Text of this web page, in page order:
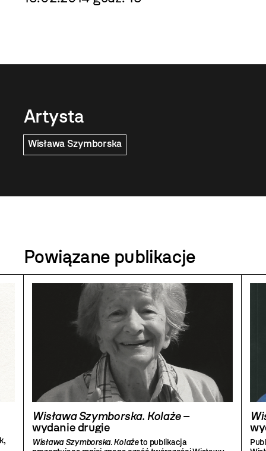
Artysta
Wisława Szymborska
Powiązane publikacje
Wisława Szymborska. Kolaże–
wydanie drugie
Wisława Szymborska. Kolażeto publikacja